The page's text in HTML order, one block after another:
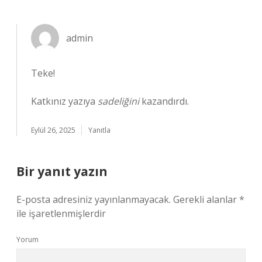
admin
Teke!
Katkınız yazıya sadeliğinikazandırdı.
Eylül 26, 2025 Yanıtla
Bir yanıt yazın
E-posta adresiniz yayınlanmayacak. Gerekli alanlar*
ile işaretlenmişlerdir
Yorum